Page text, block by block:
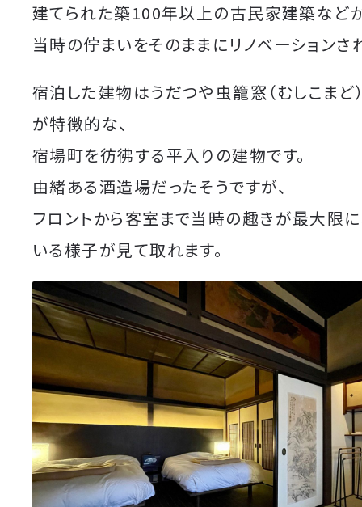
建てられた築100年以上の古民家建築など
当時の佇まいをそのままにリノベーションさ
宿泊した建物はうだつや虫籠窓（むしこまど
が特徴的な、
宿場町を彷彿する平入りの建物です。
由緒ある酒造場だったそうですが、
フロントから客室まで当時の趣きが最大限
いる様子が見て取れます。